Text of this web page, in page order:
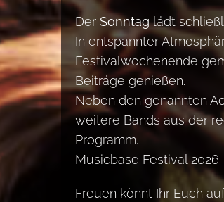
Der Sonntaglädt
In entspannter
Festivalwochenende
Beiträge genießen.
Neben den genannten
weitere Bands aus der
Programm.
Musicbase Festival 2026
Freuen könnt Ihr Euch